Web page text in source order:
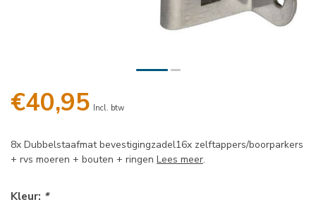
€40,95 Incl. btw
8x Dubbelstaafmat bevestigingzadel16x zelftappers/boorparkers
+ rvs moeren + bouten + ringen Lees meer.
Kleur: *